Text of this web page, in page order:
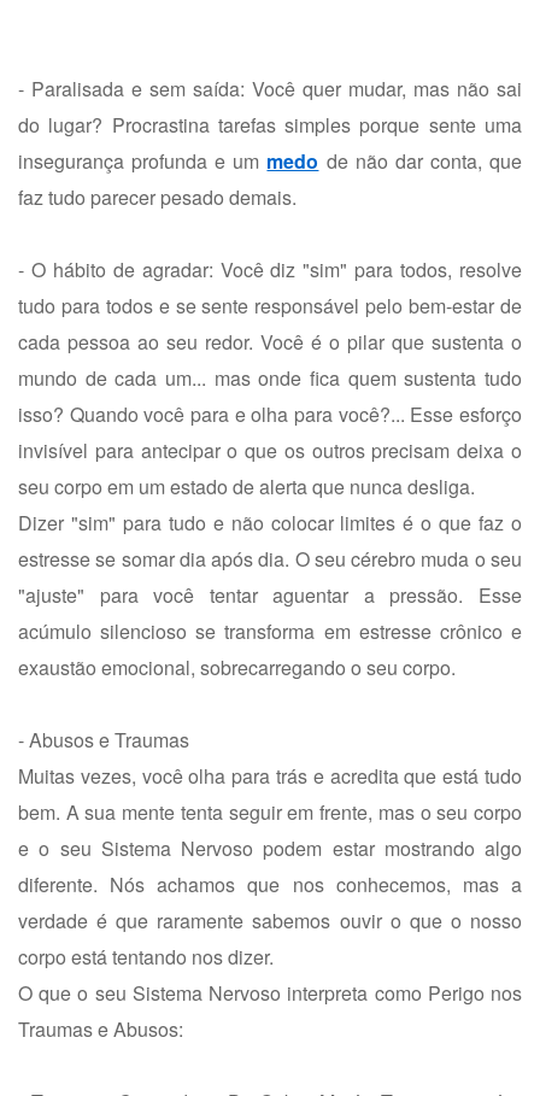
- Paralisada e sem saída: Você quer mudar, mas não sai
do lugar? Procrastina tarefas simples porque sente uma
insegurança profunda e um medo de não dar conta, que
faz tudo parecer pesado demais.
- O hábito de agradar: Você diz "sim" para todos, resolve
tudo para todos e se sente responsável pelo bem-estar de
cada pessoa ao seu redor. Você é o pilar que sustenta o
mundo de cada um... mas onde fica quem sustenta tudo
isso? Quando você para e olha para você?... Esse esforço
invisível para antecipar o que os outros precisam deixa o
seu corpo em um estado de alerta que nunca desliga.
Dizer "sim" para tudo e não colocar limites é o que faz o
estresse se somar dia após dia. O seu cérebro muda o seu
"ajuste" para você tentar aguentar a pressão. Esse
acúmulo silencioso se transforma em estresse crônico e
exaustão emocional, sobrecarregando o seu corpo.
- Abusos e Traumas
Muitas vezes, você olha para trás e acredita que está tudo
bem. A sua mente tenta seguir em frente, mas o seu corpo
e o seu Sistema Nervoso podem estar mostrando algo
diferente. Nós achamos que nos conhecemos, mas a
verdade é que raramente sabemos ouvir o que o nosso
corpo está tentando nos dizer.
O que o seu Sistema Nervoso interpreta como Perigo nos
Traumas e Abusos: